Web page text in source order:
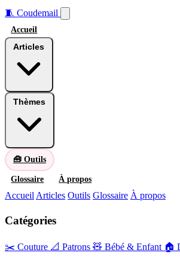
🧵 Coudemail
Accueil
🧰 Outils
Glossaire À propos
Accueil Articles Outils Glossaire À propos
Catégories
✂️ Couture 📐 Patrons 🧸 Bébé & Enfant 🏠